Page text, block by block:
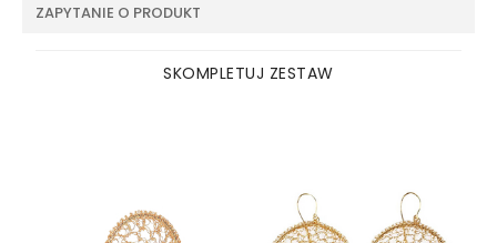
ZAPYTANIE O PRODUKT
SKOMPLETUJ ZESTAW